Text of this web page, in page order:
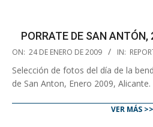
PORRATE DE SAN
2009-
24
ON: 24 DE ENERO DE 2009 IN:
Selección de fotos del día de la
de San Anton, Enero 2009,
VER MÁS